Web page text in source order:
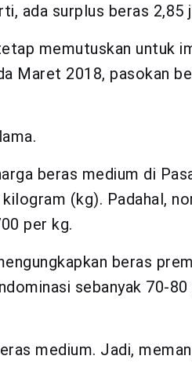
ada surplus beras 2,85
memutuskan untuk
Maret 2018, pasokan
beras medium di
(kg). Padahal,
per kg.
beras
sebanyak 70-
medium. Jadi,